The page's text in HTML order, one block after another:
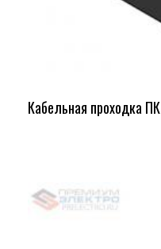
Кабельная проходка ПК